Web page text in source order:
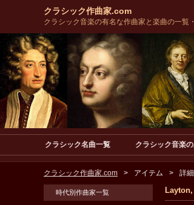
クラシック作曲家.com
クラシック音楽の有名な作曲家と楽曲の一覧
クラシック名曲一覧 クラシック音楽
クラシック作曲家.com アイテム 詳細
時代別作曲家一覧